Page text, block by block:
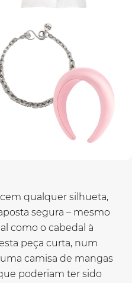
qualquer silhueta,
segura – mesmo
como o cabedal à
peça curta, num
camisa de mangas
poderiam ter sido